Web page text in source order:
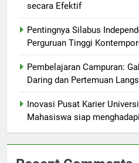
secara Efektif
Pentingnya Silabus
Perguruan Tinggi
Pembelajaran Campuran:
Daring dan Pertemuan
Inovasi Pusat Karier
Mahasiswa siap